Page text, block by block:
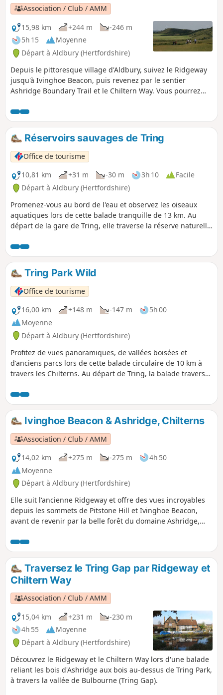
Association / Club / AMM
15,98 km
+244 m
-246 m
5h 15
Moyenne
Départ à Aldbury (Hertfordshire)
Depuis le pittoresque village d'Aldbury, suivez le Ridgeway
jusqu'à Ivinghoe Beacon, puis revenez par le sentier
Ashridge Boundary Trail et le Chiltern Way. Vous pourrez
local : les crêtes aériennes du Ridgeway et la mosaïque de
bois et de champs du Chiltern Way.
Réservoirs sauvages de Tring
Office de tourisme
10,81 km
+31 m -30 m 3h 10
Facile
Départ à Aldbury (Hertfordshire)
Promenez-vous au bord de l'eau et observez les oiseaux
aquatiques lors de cette balade tranquille de 13 km. Au
départ de la gare de Tring, elle traverse la réserve naturelle
réservoirs.
Tring Park Wild
Office de tourisme
16,00 km
+148 m -147 m
5h 00
Moyenne
Départ à Aldbury (Hertfordshire)
Profitez de vues panoramiques, de vallées boisées et
d'anciens parcs lors de cette balade circulaire de 10 km à
travers les Chilterns. Au départ de Tring, la balade traverse
Trail.
Ivinghoe Beacon & Ashridge, Chilterns
Association / Club / AMM
14,02 km
+275 m -275 m
4h 50
Moyenne
Départ à Aldbury (Hertfordshire)
Elle suit l'ancienne Ridgeway et offre des vues incroyables
depuis les sommets de Pitstone Hill et Ivinghoe Beacon,
avant de revenir par la belle forêt du domaine Ashridge,
Traversez le Tring Gap par Ridgeway et
Chiltern Way
Association / Club / AMM
15,04 km
+231 m
-230 m
4h 55
Moyenne
Départ à Aldbury (Hertfordshire)
Découvrez le Ridgeway et le Chiltern Way lors d'une balade
reliant les bois d'Ashridge aux bois au-dessus de Tring Park,
à travers la vallée de Bulbourne (Tring Gap).